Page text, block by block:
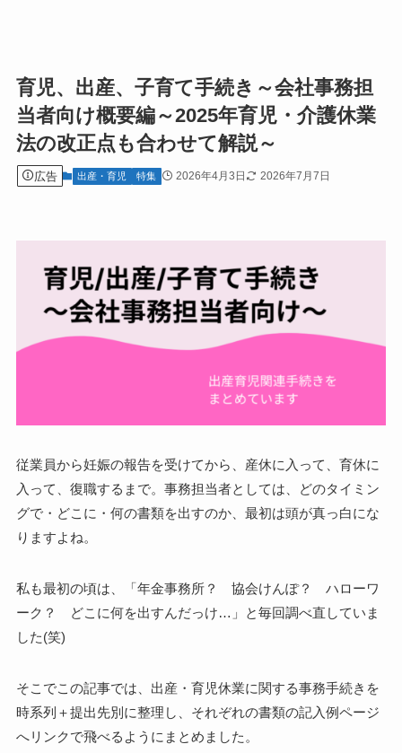
育児、出産、子育て手続き～会社事務担
当者向け概要編～2025年育児・介護休業
法の改正点も合わせて解説～
広告 出産・育児 特集 2026年4月3日 2026年7月7日
従業員から妊娠の報告を受けてから、産休に入って、育休に
入って、復職するまで。事務担当者としては、どのタイミン
グで・どこに・何の書類を出すのか、最初は頭が真っ白にな
りますよね。
私も最初の頃は、「年金事務所？ 協会けんぽ？ ハローワ
ーク？ どこに何を出すんだっけ…」と毎回調べ直していま
した(笑)
そこでこの記事では、出産・育児休業に関する事務手続きを
時系列＋提出先別 に整理し、それぞれの書類の記入例ページ
へリンクで飛べるようにまとめました。